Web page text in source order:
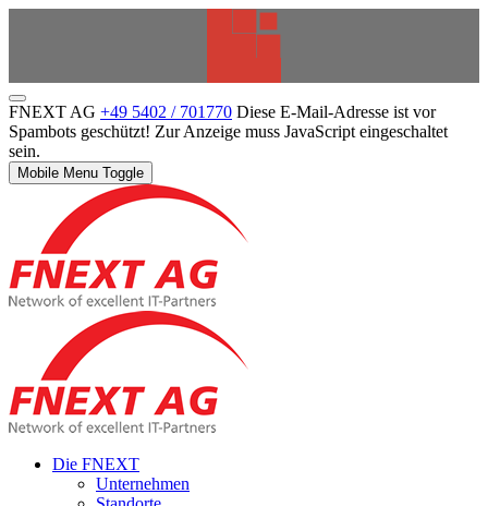
FNEXT AG +49 5402 / 701770 Diese E-Mail-Adresse ist vor
Spambots geschützt! Zur Anzeige muss JavaScript eingeschaltet
sein.
Mobile Menu Toggle
Die FNEXT
Unternehmen